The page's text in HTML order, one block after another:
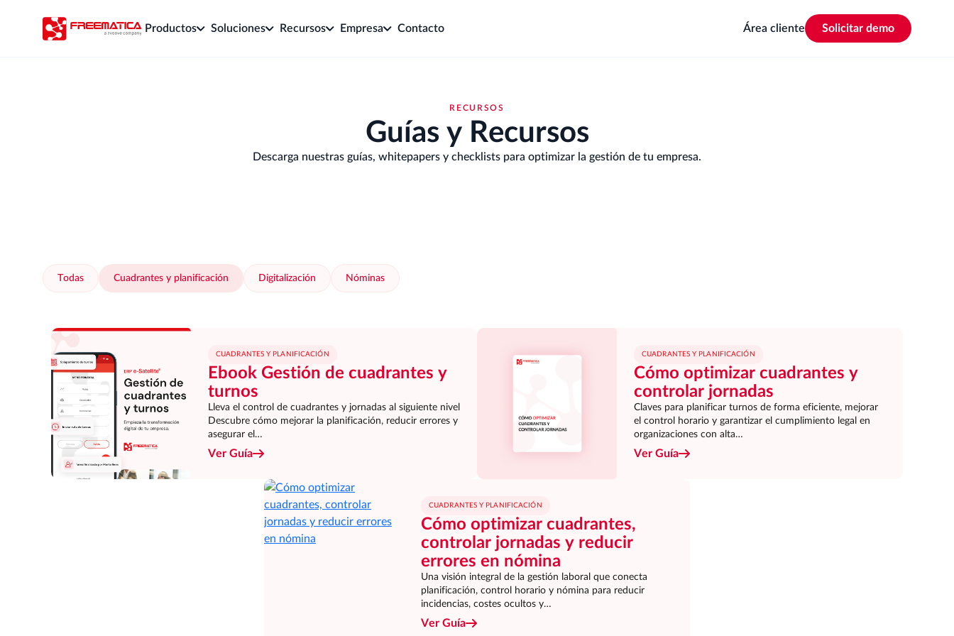
Productos Soluciones Recursos Empresa Contacto Área cliente Solicitar demo
RECURSOS
Guías y Recursos
Descarga nuestras guías, whitepapers y checklists para optimizar la gestión de tu empresa.
Todas Cuadrantes y planificación Digitalización Nóminas
CUADRANTES Y PLANIFICACIÓN
Ebook Gestión de cuadrantes y
turnos
Lleva el control de cuadrantes y jornadas al siguiente nivel
Descubre cómo mejorar la planificación, reducir errores y
asegurar el…
Ver Guía
CUADRANTES Y PLANIFICACIÓN
Cómo optimizar cuadrantes y
controlar jornadas
Claves para planificar turnos de forma eficiente, mejorar
el control horario y garantizar el cumplimiento legal en
organizaciones con alta…
Ver Guía
CUADRANTES Y PLANIFICACIÓN
Cómo optimizar cuadrantes,
controlar jornadas y reducir
errores en nómina
Una visión integral de la gestión laboral que conecta
planificación, control horario y nómina para reducir
incidencias, costes ocultos y…
Ver Guía